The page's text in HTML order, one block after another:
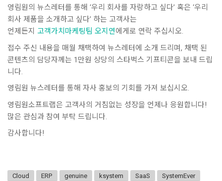
영림원의 뉴스레터를 통해 ‘우리 회사를 자랑하고 싶다’ 혹은 ‘우리
회사 제품을 소개하고 싶다’ 하는 고객사는
언제든지 고객가치마케팅팀 오지연에게로 연락 주십시오.
접수 주신 내용을 매월 채택하여 뉴스레터에 소개 드리며, 채택 된
콘텐츠의 담당자께는 1만원 상당의 스타벅스 기프티콘을 보내 드립
니다.
영림원 뉴스레터를 통해 자사 홍보의 기회를 가져 보십시오.
영림원소프트랩은 고객사의 거침없는 성장을 언제나 응원합니다!
많은 관심과 참여 부탁 드립니다.
감사합니다!
Cloud ERP genuine ksystem SaaS
SystemEver